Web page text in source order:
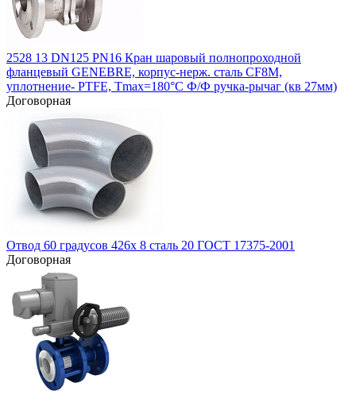
2528 13 DN125 PN16 Кран шаровый полнопроходной
фланцевый GENEBRE, корпус-нерж. сталь CF8M,
уплотнение- PTFE, Tmax=180°C Ф/Ф ручка-рычаг (кв 27мм)
Договорная
Отвод 60 градусов 426х 8 сталь 20 ГОСТ 17375-2001
Договорная